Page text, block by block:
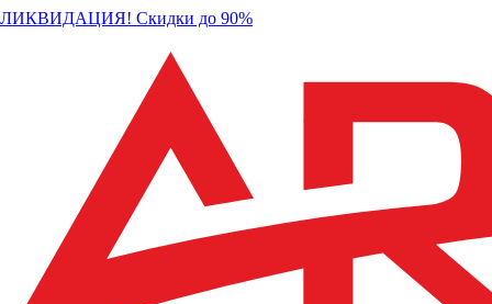
ЛИКВИДАЦИЯ! Скидки до 90%